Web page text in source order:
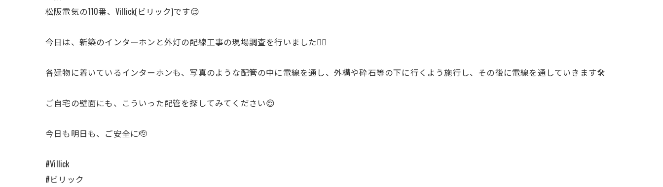
松阪電気の110番、Villick(ビリック)です😌
今日は、新築のインターホンと外灯の配線工事の現場調査を行いました👷‍♂️
各建物に着いているインターホンも、写真のような配管の中に電線を通し、外構や砕石等の下に行くよう施行し、その後に電線を通していきます🛠
ご自宅の壁面にも、こういった配管を探してみてください😌
今日も明日も、ご安全に🫡
#Villick
#ビリック